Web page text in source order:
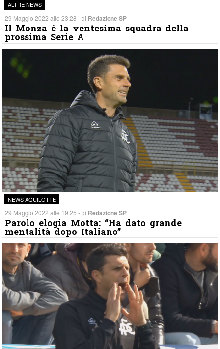
ALTRE NEWS
29 Maggio 2022 alle 23:28 - di Redazione SP
Il Monza è la ventesima squadra della
prossima Serie A
NEWS AQUILOTTE
29 Maggio 2022 alle 19:25 - di Redazione SP
Parolo elogia Motta: “Ha dato grande
mentalità dopo Italiano”